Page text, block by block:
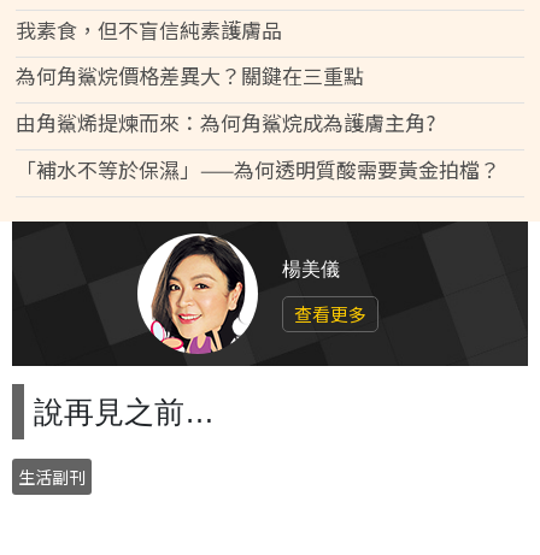
我素食，但不盲信純素護膚品
為何角鯊烷價格差異大？關鍵在三重點
由角鯊烯提煉而來：為何角鯊烷成為護膚主角?
「補水不等於保濕」——為何透明質酸需要黃金拍檔？
楊美儀
查看更多
說再見之前…
生活副刊